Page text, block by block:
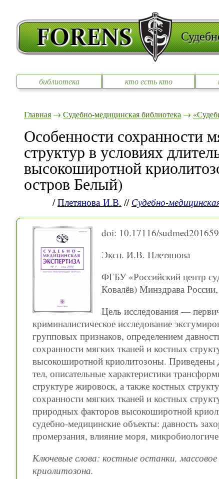
библиотека кто есть кто
Главная → Судебно-медицинская библиотека →
Особенности сохранности
структур в условиях
высокоширотной
остров Белый)
/Плетянова И.В. // Судебно-
doi: 10.17116/
Эксп. И.В. Плетянова
ФГБУ «Российский центр
Ковалёв) Минздрава
Цель исследования —
криминалистическое исследование
групповых признаков, определением
сохранности мягких тканей и костных
высокоширотной криолитозоны. Приведены
тел, описательные характеристики
структуре жировоск, а также костных
сохранности мягких тканей и костных
природных факторов высокоширотной
судебно-медицинские объекты: давность
промерзания, влияние моря,
Ключевые слова: костные останки,
криолитозона.